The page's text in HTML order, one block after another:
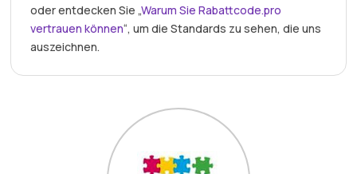
oder entdecken Sie „Warum Sie Rabattcode.pro
vertrauen können“, um die Standards zu sehen, die uns
auszeichnen.